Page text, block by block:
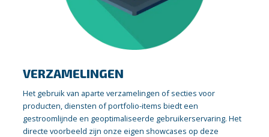
VERZAMELINGEN
Het gebruik van aparte verzamelingen of secties voor
producten, diensten of portfolio-items biedt een
gestroomlijnde en geoptimaliseerde gebruikerservaring. Het
directe voorbeeld zijn onze eigen showcases op deze